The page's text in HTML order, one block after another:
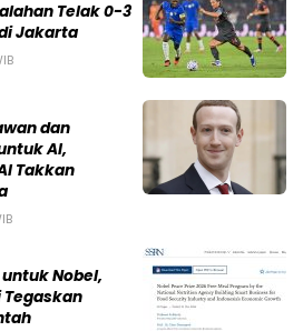
Telak 0-3
Jakarta
dan
AI,
Takkan
Nobel,